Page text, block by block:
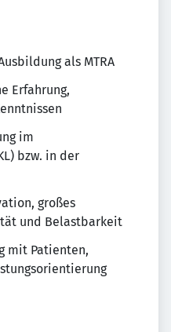
als MTRA
Erfahrung,
im
bzw. in der
großes
und Belastbarkeit
mit Patienten,